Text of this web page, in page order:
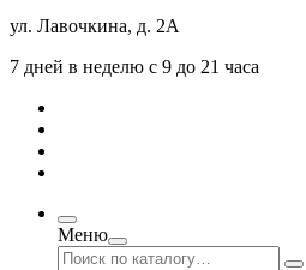
ул. Лавочкина, д. 2А
7 дней в неделю с 9 до 21 часа
Меню